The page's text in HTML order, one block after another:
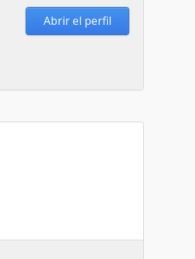
Abrir el perfil